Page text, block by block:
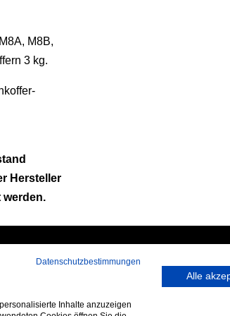
M8B,
3 kg.
Hersteller
werden.
Hans-Pinsel-Straße 9a
85540 Haar bei München
Datenschutzbestimmungen
Inhalte anzuzeigen
Alle